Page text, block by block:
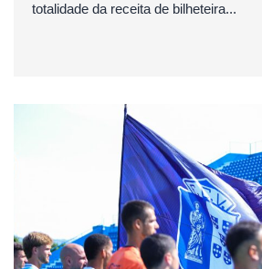
totalidade da receita de bilheteira...